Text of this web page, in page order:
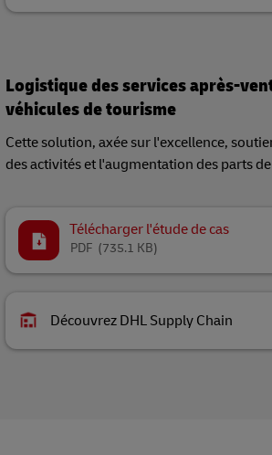
Logistique des services après-
véhicules de tourisme
Cette solution, axée sur l'excellence,
des activités et l'augmentation des parts
Télécharger l'étude de cas
(735.1 KB)
PDF
Découvrez DHL Supply Chain